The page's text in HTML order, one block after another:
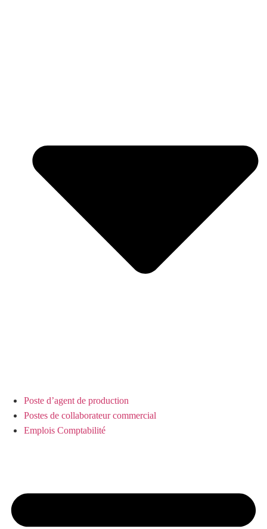
Poste d’agent de production
Postes de collaborateur commercial
Emplois Comptabilité